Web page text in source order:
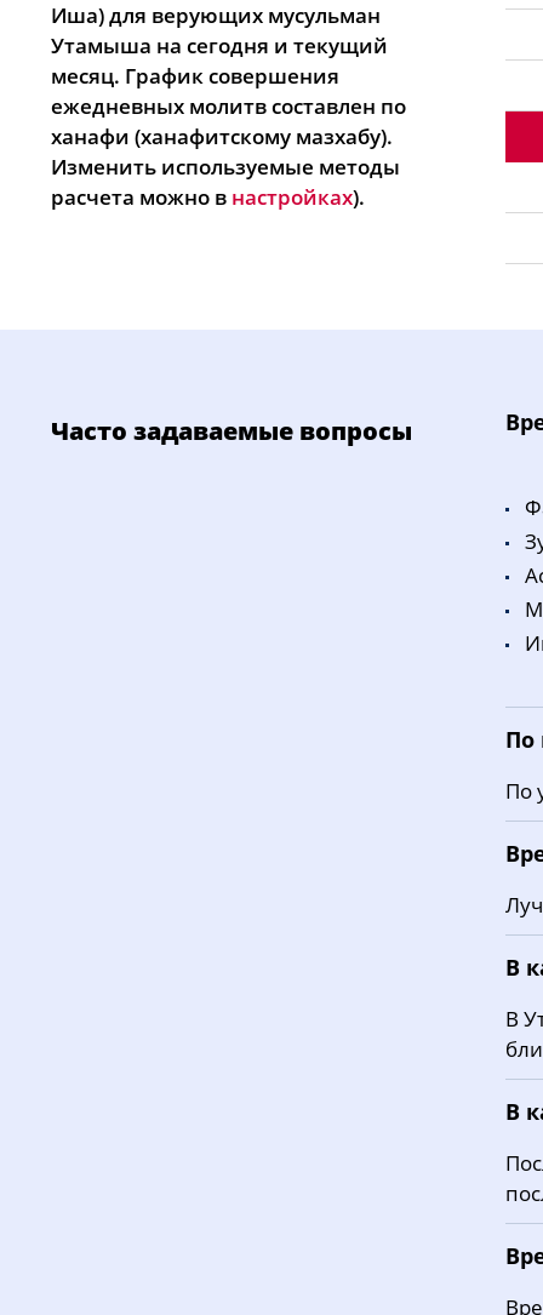
Иша) для верующих мусульман
Утамыша на сегодня и текущий
месяц. График совершения
ежедневных молитв составлен по
ханафи (ханафитскому мазхабу).
Изменить используемые методы
расчета можно в настройках).
Часто задаваемые вопросы
По
По
В
В
В